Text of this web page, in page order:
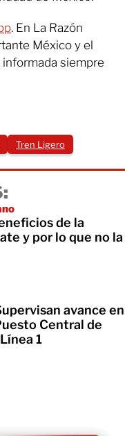
. En La Razón
México y el
siempre
Tren Ligero
de la
y por lo que no la
avance en
Central de
1